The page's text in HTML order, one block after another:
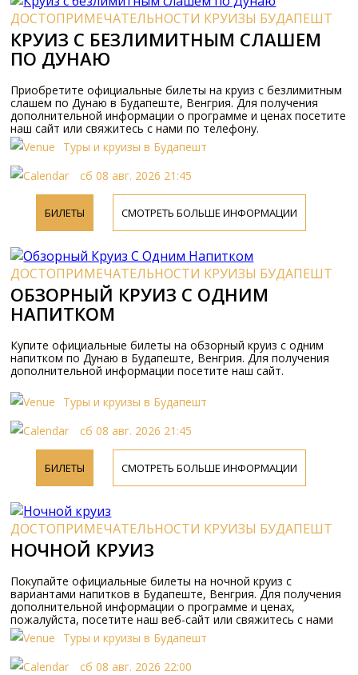
ДОСТОПРИМЕЧАТЕЛЬНОСТИ КРУИЗЫ БУДАПЕШТ
КРУИЗ С БЕЗЛИМИТНЫМ СЛАШЕМ
ПО ДУНАЮ
Приобретите официальные билеты на круиз с безлимитным
слашем по Дунаю в Будапеште, Венгрия. Для получения
дополнительной информации о программе и ценах посетите
наш сайт или свяжитесь с нами по телефону.
Туры и круизы в Будапешт
сб 08 авг. 2026 21:45
БИЛЕТЫ СМОТРЕТЬ БОЛЬШЕ ИНФОРМАЦИИ
ДОСТОПРИМЕЧАТЕЛЬНОСТИ КРУИЗЫ БУДАПЕШТ
ОБЗОРНЫЙ КРУИЗ С ОДНИМ
НАПИТКОМ
Купите официальные билеты на обзорный круиз с одним
напитком по Дунаю в Будапеште, Венгрия. Для получения
дополнительной информации посетите наш сайт.
Туры и круизы в Будапешт
сб 08 авг. 2026 21:45
БИЛЕТЫ СМОТРЕТЬ БОЛЬШЕ ИНФОРМАЦИИ
ДОСТОПРИМЕЧАТЕЛЬНОСТИ КРУИЗЫ БУДАПЕШТ
НОЧНОЙ КРУИЗ
Покупайте официальные билеты на ночной круиз с
вариантами напитков в Будапеште, Венгрия. Для получения
дополнительной информации о программе и ценах,
пожалуйста, посетите наш веб-сайт или свяжитесь с нами
по телефону.Туры и круизы в Будапешт
сб 08 авг. 2026 22:00